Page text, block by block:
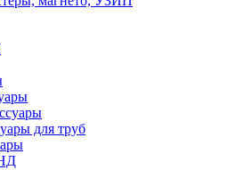
для труб